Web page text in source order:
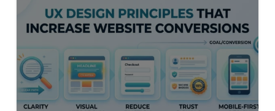
Qui
les
Conversions
d’un
Site